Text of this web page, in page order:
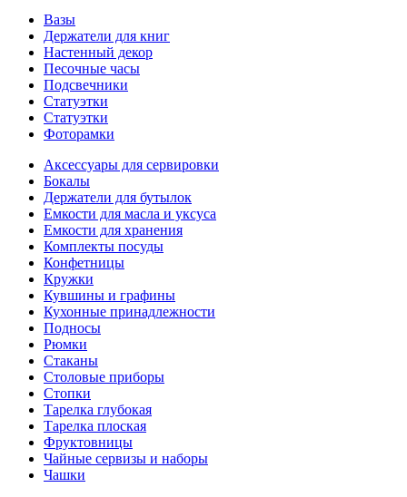
Вазы
Держатели для книг
Настенный декор
Песочные часы
Подсвечники
Статуэтки
Статуэтки
Фоторамки
Аксессуары для сервировки
Бокалы
Держатели для бутылок
Емкости для масла и уксуса
Емкости для хранения
Комплекты посуды
Конфетницы
Кружки
Кувшины и графины
Кухонные принадлежности
Подносы
Рюмки
Стаканы
Столовые приборы
Стопки
Тарелка глубокая
Тарелка плоская
Фруктовницы
Чайные сервизы и наборы
Чашки